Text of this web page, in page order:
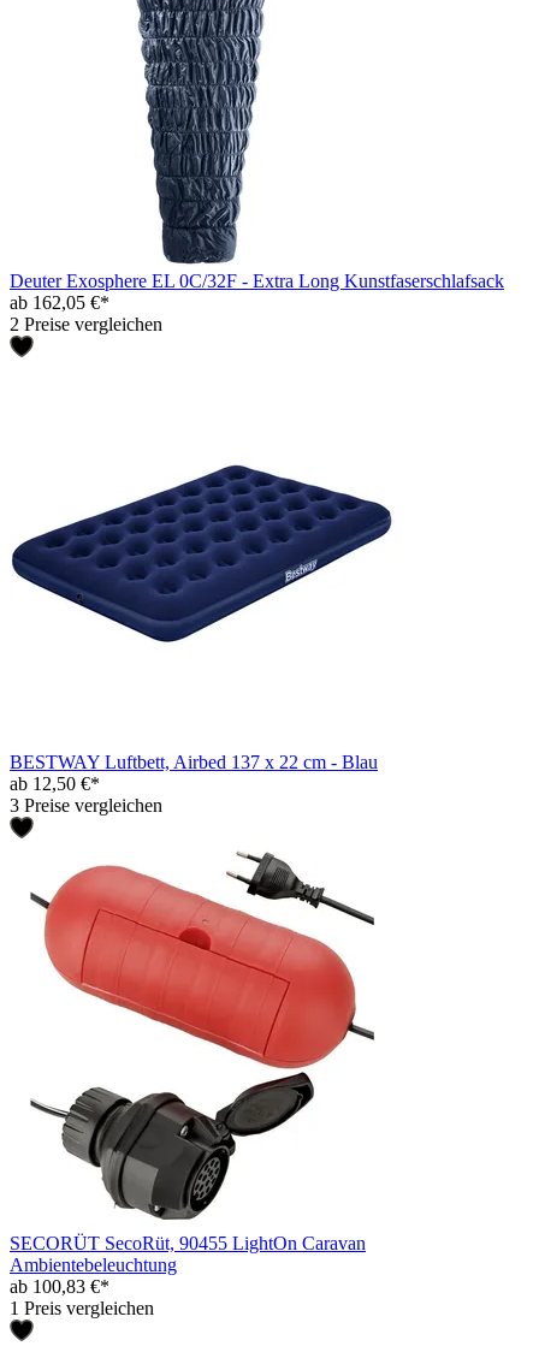
Deuter Exosphere EL 0C/32F - Extra Long Kunstfaserschlafsack
ab 162,05 €*
2 Preise vergleichen
BESTWAY Luftbett, Airbed 137 x 22 cm - Blau
ab 12,50 €*
3 Preise vergleichen
SECORÜT SecoRüt, 90455 LightOn Caravan
Ambientebeleuchtung
ab 100,83 €*
1 Preis vergleichen